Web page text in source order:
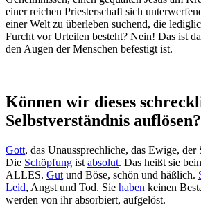
einer reichen Priesterschaft sich
einer Welt zu überleben suchend, die
Furcht vor Urteilen besteht? Nein! Das ist
den Augen der Menschen befestigt ist.
Können wir dieses
Selbstverständnis auflösen?
Gott, das Unaussprechliche, das Ewige, der
Die Schöpfung ist absolut. Das heißt sie
ALLES. Gut und Böse, schön und häßlich.
Leid, Angst und Tod. Sie haben keinen
werden von ihr absorbiert, aufgelöst.